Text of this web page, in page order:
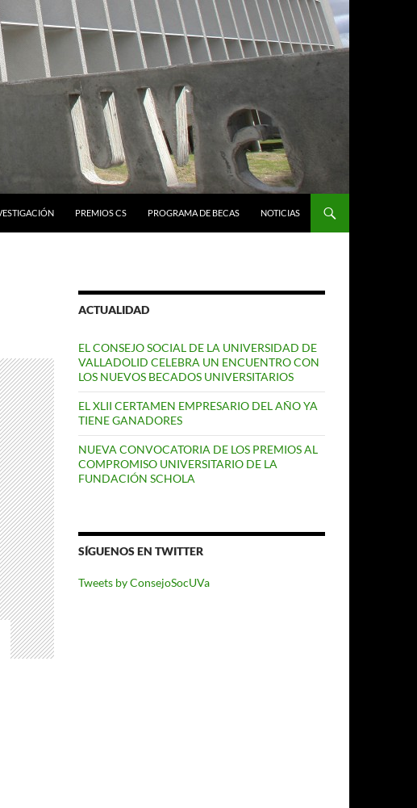
PREMIOS CS PROGRAMA DE BECAS NOTICIAS
ACTUALIDAD
EL CONSEJO SOCIAL DE LA UNIVERSIDAD DE
VALLADOLID CELEBRA UN ENCUENTRO CON
LOS NUEVOS BECADOS UNIVERSITARIOS
EL XLII CERTAMEN EMPRESARIO DEL AÑO YA
TIENE GANADORES
NUEVA CONVOCATORIA DE LOS PREMIOS AL
COMPROMISO UNIVERSITARIO DE LA
FUNDACIÓN SCHOLA
SÍGUENOS EN TWITTER
Tweets by ConsejoSocUVa